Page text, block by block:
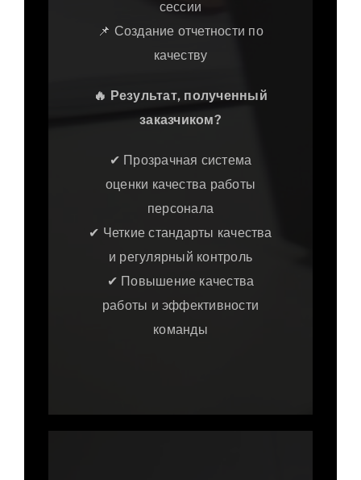
сессии
📌 Создание отчетности по
качеству
🔥 Результат, полученный
заказчиком?
✔ Прозрачная система
оценки качества работы
персонала
✔ Четкие стандарты качества
и регулярный контроль
✔ Повышение качества
работы и эффективности
команды